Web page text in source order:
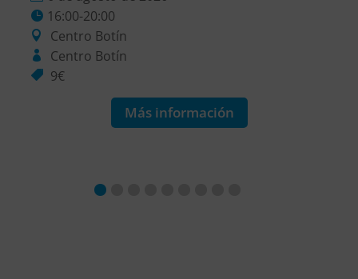
16:00-20:00
Centro Botín
Centro Botín
9€
Más información